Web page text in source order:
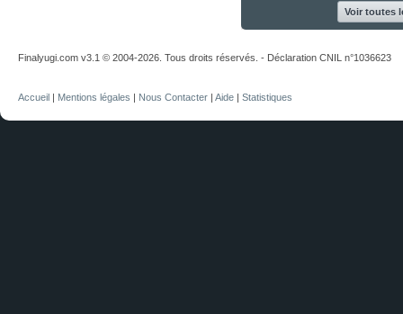
Voir toutes
Finalyugi.com v3.1 © 2004-2026. Tous droits réservés. - Déclaration CNIL n°1036623
Accueil | Mentions légales | Nous Contacter | Aide | Statistiques